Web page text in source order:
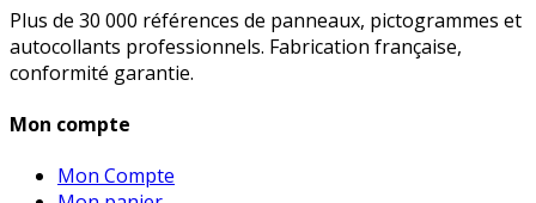
Plus de 30 000 références de panneaux, pictogrammes et
autocollants professionnels. Fabrication française,
conformité garantie.
Mon compte
Mon Compte